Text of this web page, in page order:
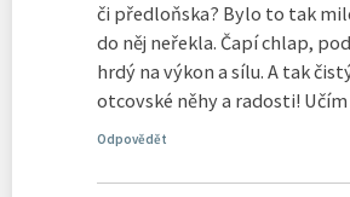
či předloňska? Bylo to tak
do něj neřekla. Čapí chlap,
hrdý na výkon a sílu. A tak
otcovské něhy a radosti! Učím
Odpovědět